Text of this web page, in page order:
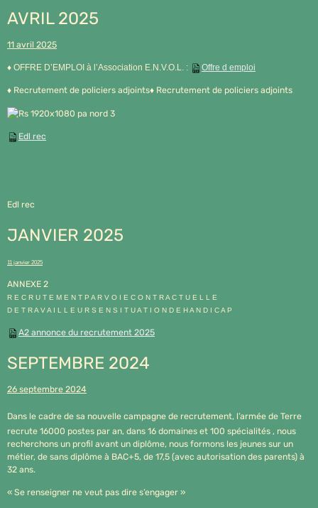
AVRIL 2025
11 avril 2025
♦ OFFRE D’EMPLOI à l’Association E.N.V.O.L. : Offre d emploi
♦ Recrutement de policiers adjoints♦ Recrutement de policiers adjoints
Edl rec
Edl rec
JANVIER 2025
11 janvier 2025
ANNEXE 2
R E C R U T E M E N T P A R V O I E C O N T R A C T U E L L E
D E T R A V A I L L E U R S E N S I T U A T I O N D E H A N D I C A P
A2 annonce du recrutement 2025
SEPTEMBRE 2024
26 septembre 2024
Dans le cadre de sa nouvelle campagne de recrutement, l’armée de Terre
recrute 16000 postes par an, dans 16 domaines et 100 spécialités , nous
recherchons un profil avant un diplôme, nous formons les jeunes sur un
métier, de sans diplôme à BAC+5, de 17,5 (avec autorisation des parents) à
32 ans.
« Se renseigner ne veut pas dire s’engager »